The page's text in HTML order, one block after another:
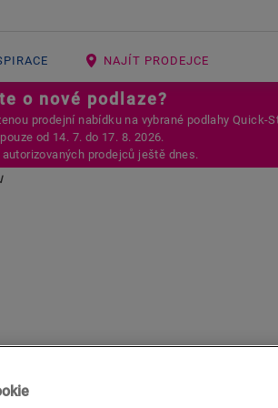
NAJÍT PRODEJCE
o nové podlaze?
prodejní nabídku na vybrané podlahy Quick-
od 14. 7. do 17. 8. 2026.
prodejců ještě dnes.
QUICK-